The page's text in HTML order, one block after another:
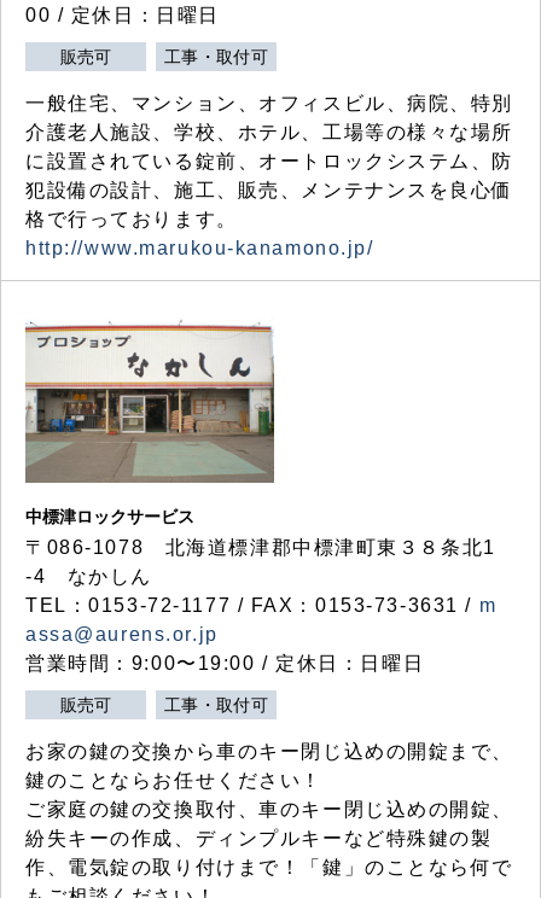
00 / 定休日：日曜日
販売可 工事・取付可
一般住宅、マンション、オフィスビル、病院、特別
介護老人施設、学校、ホテル、工場等の様々な場所
に設置されている錠前、オートロックシステム、防
犯設備の設計、施工、販売、メンテナンスを良心価
格で行っております。
http://www.marukou-kanamono.jp/
中標津ロックサービス
〒086-1078 北海道標津郡中標津町東３８条北1
-4 なかしん
TEL：0153-72-1177 / FAX：0153-73-3631 / m
assa@aurens.or.jp
営業時間：9:00〜19:00 / 定休日：日曜日
販売可 工事・取付可
お家の鍵の交換から車のキー閉じ込めの開錠まで、
鍵のことならお任せください！
ご家庭の鍵の交換取付、車のキー閉じ込めの開錠、
紛失キーの作成、ディンプルキーなど特殊鍵の製
作、電気錠の取り付けまで！「鍵」のことなら何で